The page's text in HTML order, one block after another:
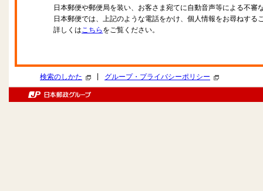
日本郵便や郵便局を装い、お客さま宛てに自動音声等による不審
日本郵便では、上記のような電話をかけ、個人情報をお尋ねする
詳しくはこちら をご覧ください。
検索のしかた グループ・プライバシーポリシー